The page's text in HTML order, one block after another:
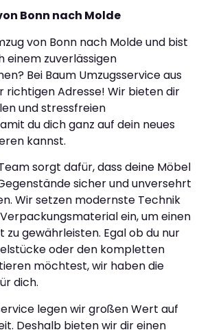
Bonn nach Molde
von Bonn nach Molde und bist
einem zuverlässigen
Bei Baum Umzugsservice aus
richtigen Adresse! Wir bieten dir
und stressfreien
du dich ganz auf dein neues
kannst.
sorgt dafür, dass deine Möbel
sicher und unversehrt
Wir setzen modernste Technik
ein, um einen
gewährleisten. Egal ob du nur
oder den kompletten
möchtest, wir haben die
dich.
legen wir großen Wert auf
Deshalb bieten wir dir einen